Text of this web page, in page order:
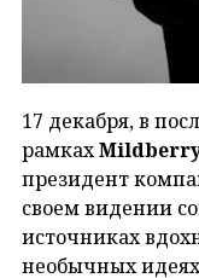
17 декабря, в
рамках
президент
своем видении
источниках
необычных